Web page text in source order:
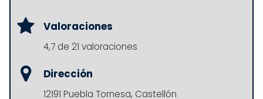
Valoraciones
4,7 de 21 valoraciones
Dirección
12191 Puebla Tornesa, Castellón